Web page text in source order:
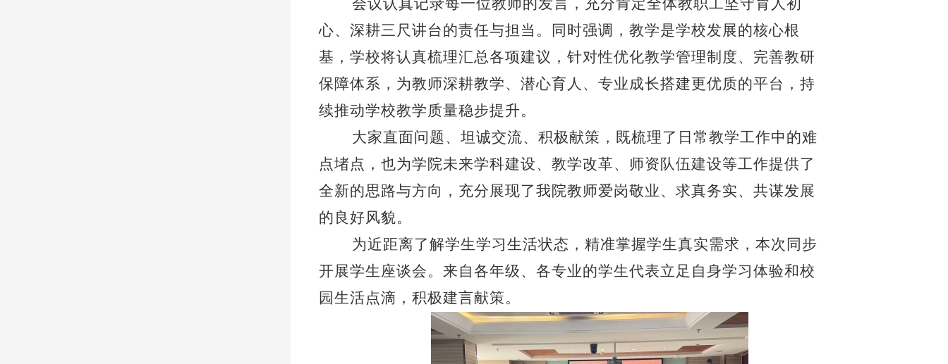
心、深耕三尺讲台的责任与担当。同时强调，教学是学校发展的核心根
基，学校将认真梳理汇总各项建议，针对性优化教学管理制度、完善教研
保障体系，为教师深耕教学、潜心育人、专业成长搭建更优质的平台，持
续推动学校教学质量稳步提升。
大家直面问题、坦诚交流、积极献策，既梳理了日常教学工作中的难
点堵点，也为学院未来学科建设、教学改革、师资队伍建设等工作提供了
全新的思路与方向，充分展现了我院教师爱岗敬业、求真务实、共谋发展
的良好风貌。
为近距离了解学生学习生活状态，精准掌握学生真实需求，本次同步
开展学生座谈会。来自各年级、各专业的学生代表立足自身学习体验和校
园生活点滴，积极建言献策。